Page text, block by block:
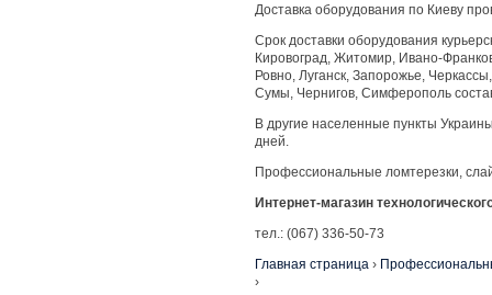
Доставка оборудования по Киеву
Срок доставки оборудования
Кировоград, Житомир, Ивано-
Ровно, Луганск, Запорожье,
Сумы, Чернигов, Симферополь
В другие населенные пункты
дней.
Профессиональные ломтерезки,
Интернет-магазин
тел.: (067) 336-50-73
Главная страница ›
›